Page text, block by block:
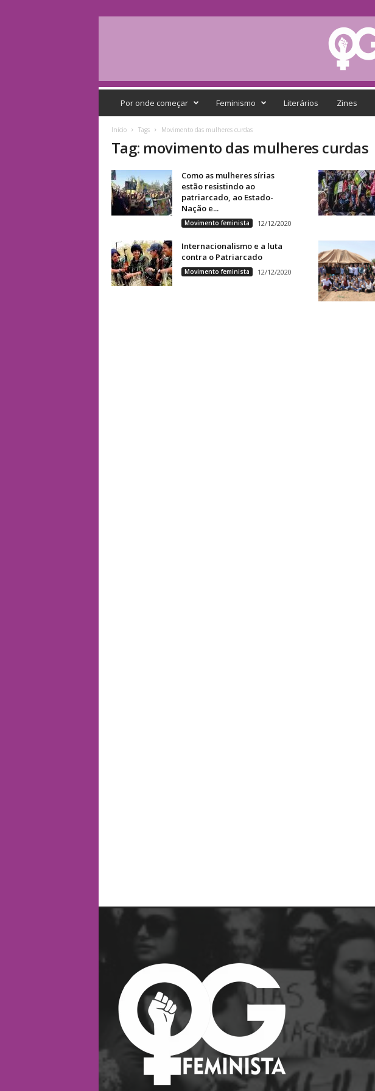
Q
Por onde começar Feminismo Literários Zines
Início Tags Movimento das mulheres curdas
Tag: movimento das mulheres curdas
Como as mulheres sírias
estão resistindo ao
patriarcado, ao Estado-
Nação e...
Movimento feminista 12/12/2020
Internacionalismo e a luta
contra o Patriarcado
Movimento feminista 12/12/2020